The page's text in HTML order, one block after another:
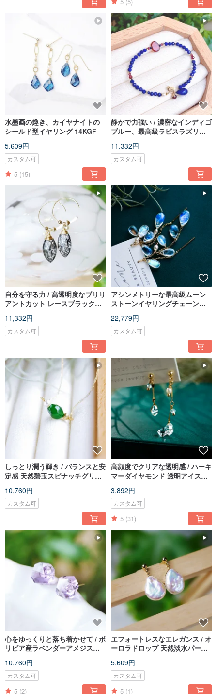
水墨画の趣き、カイヤナイトの
シールド型イヤリング 14KGF
5,609円
カスタム可
5 (15)
静かで力強い / 濃密なインディゴ
ブルー、最高級ラピスラズリブ
ド
11,332円
カスタム可
自分を守る力 / 高透明度なブリリ
アントカット レースブラックヘ
11,332円
カスタム可
アシンメトリーな最高級ムーン
ストーンイヤリングチェーン、
14K
22,779円
カスタム可
しっとり潤う輝き / バランスと安
定感 天然碧玉スピナッチグリー
クレス
10,760円
カスタム可
高頻度でクリアな透明感 / ハーキ
マーダイヤモンド 透明アイスキ
3,892円
カスタム可
5 (31)
心をゆっくりと落ち着かせて / ボ
リビア産ラベンダーアメジスト
10,760円
カスタム可
5 (2)
エフォートレスなエレガンス / オ
ーロラドロップ 天然淡水パール
5,609円
カスタム可
5 (1)